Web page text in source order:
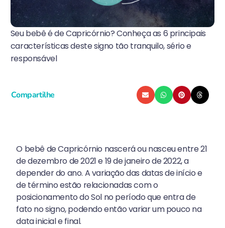
Seu bebê é de Capricórnio? Conheça as 6 principais
características deste signo tão tranquilo, sério e
responsável
Compartilhe
O bebê de Capricórnio nascerá ou nasceu entre 21
de dezembro de 2021 e 19 de janeiro de 2022, a
depender do ano. A variação das datas de início e
de término estão relacionadas com o
posicionamento do Sol no período que entra de
fato no signo, podendo então variar um pouco na
data inicial e final.